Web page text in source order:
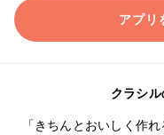
アプリ
クラシ
「きちんとおいしく作